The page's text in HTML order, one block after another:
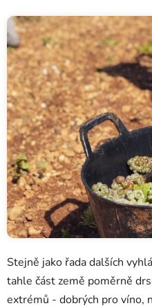
Stejně jako řada dalších
tahle část země poměrně
extrémů - dobrých pro víno,